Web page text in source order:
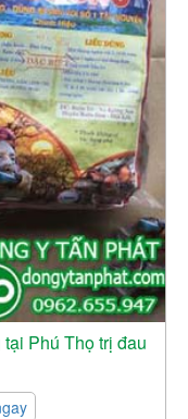
Phú Thọ trị đau